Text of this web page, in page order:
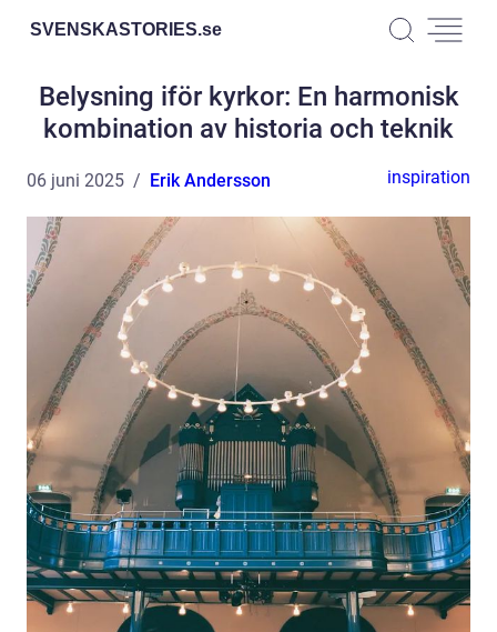
SVENSKASTORIES.se
Belysning iför kyrkor: En harmonisk
kombination av historia och teknik
06 juni 2025 Erik Andersson inspiration